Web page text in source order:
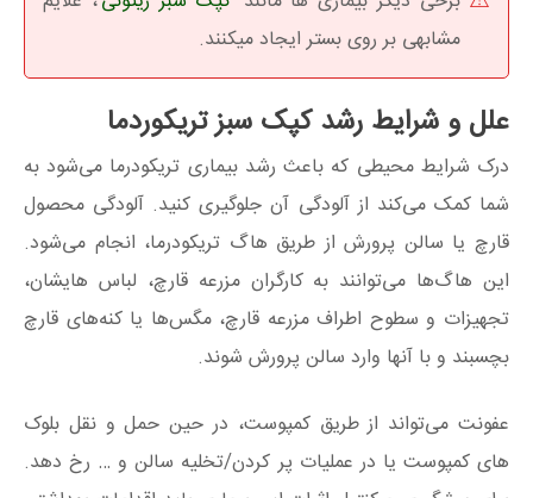
مشابهی بر روی بستر ایجاد میکنند.
علل و شرایط رشد کپک سبز تریکوردما
درک شرایط محیطی که باعث رشد بیماری تریکودرما می‌شود به
شما کمک می‌کند از آلودگی آن جلوگیری کنید. آلودگی محصول
قارچ یا سالن پرورش از طریق هاگ تریکودرما، انجام می‌شود.
این هاگ‌ها می‌توانند به کارگران مزرعه قارچ، لباس هایشان،
تجهیزات و سطوح اطراف مزرعه قارچ، مگس‌ها یا کنه‌های قارچ
بچسبند و با آنها وارد سالن پرورش شوند.
عفونت می‌تواند از طریق کمپوست، در حین حمل و نقل بلوک
های کمپوست یا در عملیات پر کردن/تخلیه سالن و … رخ دهد.